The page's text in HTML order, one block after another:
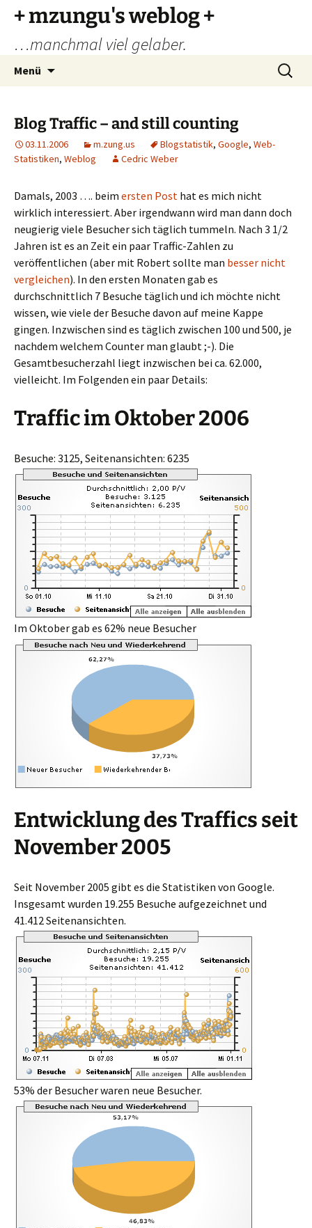
Zum
Inhalt
springen
+ mzungu's weblog +
…manchmal viel gelaber.
Menü
Suchen
nach:
Blog Traffic – and still counting
03.11.2006 m.zung.us Blogstatistik, Google, Web-
Statistiken, Weblog Cedric Weber
Damals, 2003 …. beim ersten Post hat es mich nicht
wirklich interessiert. Aber irgendwann wird man dann doch
neugierig viele Besucher sich täglich tummeln. Nach 3 1/2
Jahren ist es an Zeit ein paar Traffic-Zahlen zu
veröffentlichen (aber mit Robert sollte man besser nicht
vergleichen). In den ersten Monaten gab es
durchschnittlich 7 Besuche täglich und ich möchte nicht
wissen, wie viele der Besuche davon auf meine Kappe
gingen. Inzwischen sind es täglich zwischen 100 und 500, je
nachdem welchem Counter man glaubt ;-). Die
Gesamtbesucherzahl liegt inzwischen bei ca. 62.000,
vielleicht. Im Folgenden ein paar Details:
Traffic im Oktober 2006
Besuche: 3125, Seitenansichten: 6235
Im Oktober gab es 62% neue Besucher
Entwicklung des Traffics seit
November 2005
Seit November 2005 gibt es die Statistiken von Google.
Insgesamt wurden 19.255 Besuche aufgezeichnet und
41.412 Seitenansichten.
53% der Besucher waren neue Besucher.